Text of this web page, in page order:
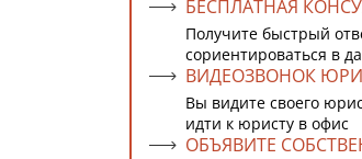
БЕСПЛАТНАЯ
Получите быстрый
сориентироваться в
ВИДЕОЗВОНОК
Вы видите своего
идти к юристу в офис
ОБЪЯВИТЕ